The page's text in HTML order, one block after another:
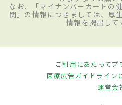
なお、「マイナンバーカードの
関」の情報につきましては、厚
情報を掲出して
ご利用にあたってプ
医療広告ガイドライン
運営会